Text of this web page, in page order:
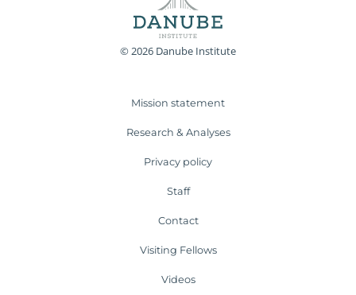
© 2026 Danube Institute
Mission statement
Research & Analyses
Privacy policy
Staff
Contact
Visiting Fellows
Videos